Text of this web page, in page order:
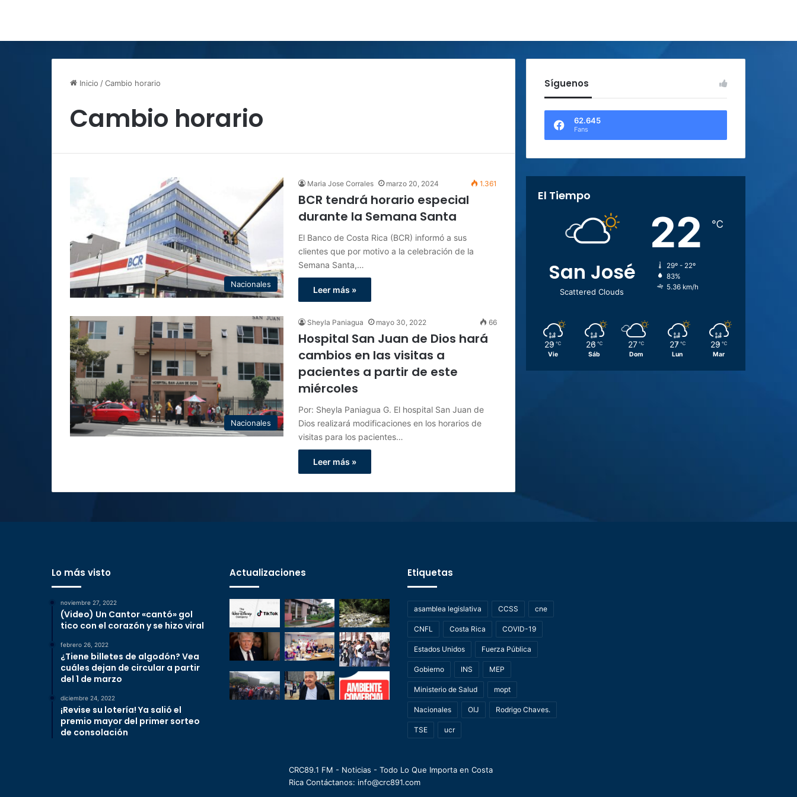
Inicio /Cambio horario
Cambio horario
Nacionales
Maria Jose Corrales marzo 20, 2024 1.361
BCR tendrá horario especial
durante la Semana Santa
El Banco de Costa Rica (BCR) informó a sus
clientes que por motivo a la celebración de la
Semana Santa,…
Leer más »
Nacionales
Sheyla Paniagua mayo 30, 2022 66
Hospital San Juan de Dios hará
cambios en las visitas a
pacientes a partir de este
miércoles
Por: Sheyla Paniagua G. El hospital San Juan de
Dios realizará modificaciones en los horarios de
visitas para los pacientes…
Leer más »
Síguenos
62.645
Fans
El Tiempo
San José
Scattered Clouds
22 ℃
29º - 22º
83%
5.36 km/h
29 ℃
Vie
26 ℃
Sáb
27 ℃
Dom
27 ℃
Lun
29 ℃
Mar
Lo más visto
noviembre 27, 2022
(Video) Un Cantor «cantó» gol
tico con el corazón y se hizo viral
febrero 26, 2022
¿Tiene billetes de algodón? Vea
cuáles dejan de circular a partir
del 1 de marzo
diciembre 24, 2022
¡Revise su lotería! Ya salió el
premio mayor del primer sorteo
de consolación
Actualizaciones Etiquetas
asamblea legislativa CCSS cne
CNFL Costa Rica COVID-19
Estados Unidos Fuerza Pública
Gobierno INS MEP
Ministerio de Salud mopt
Nacionales OIJ Rodrigo Chaves.
TSE ucr
CRC89.1 FM - Noticias - Todo Lo Que Importa en Costa
Rica Contáctanos: info@crc891.com